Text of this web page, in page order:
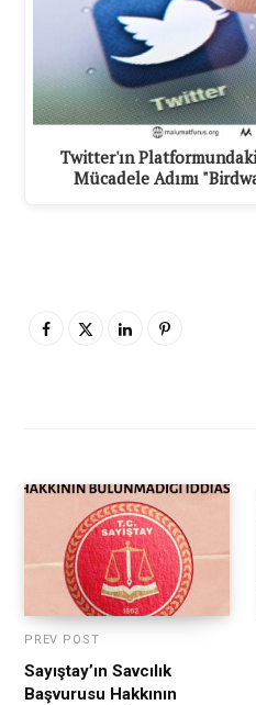
Twitter'ın
Mücadele Adımı
PREV POST
Sayıştay’ın Savcılık
Başvurusu Hakkının